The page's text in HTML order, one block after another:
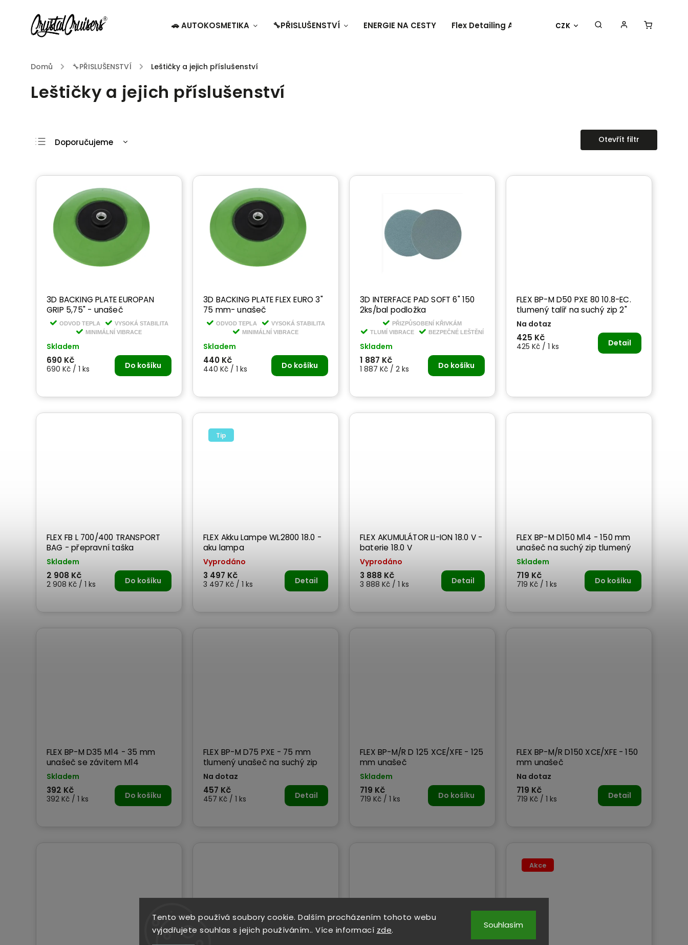
Tento web používá soubory cookie. Dalším procházením tohoto webu
vyjadřujete souhlas s jejich používáním.. Více informací zde. Souhlasím
CZK
🚗 AUTOKOSMETIKA 🔧PŘISLUŠENSTVÍ ENERGIE NA CESTY Flex Detailing Academy 2025 BESTSELLER OBLEČENÍ
Domů / 🔧PŘISLUŠENSTVÍ / Leštičky a jejich příslušenství
Leštičky a jejich příslušenství
Doporučujeme
Nejdražší
Nejprodávanější
Abecedně
Otevřít filtr
3D BACKING PLATE EUROPAN
GRIP 5,75" - unašeč
ODVOD TEPLA
VYSOKÁ STABILITA
MINIMÁLNÍ VIBRACE
Skladem
690 Kč
690 Kč / 1 ks Do košíku
3D BACKING PLATE FLEX EURO 3"
75 mm- unašeč
ODVOD TEPLA
VYSOKÁ STABILITA
MINIMÁLNÍ VIBRACE
Skladem
440 Kč
440 Kč / 1 ks Do košíku
3D INTERFACE PAD SOFT 6" 150
2ks/bal podložka
PŘIZPŮSOBENÍ KŘIVKÁM
TLUMÍ VIBRACE
BEZPEČNÉ LEŠTĚNÍ
Skladem
1 887 Kč
1 887 Kč / 2 ks Do košíku
FLEX BP-M D50 PXE 80 10.8-EC.
tlumený talíř na suchý zip 2"
Na dotaz
425 Kč
425 Kč / 1 ks Detail
FLEX FB L 700/400 TRANSPORT
BAG - přepravní taška
Skladem
2 908 Kč
2 908 Kč / 1 ks Do košíku
Tip
FLEX Akku Lampe WL2800 18.0 -
aku lampa
Vyprodáno
3 497 Kč
3 497 Kč / 1 ks Detail
FLEX AKUMULÁTOR LI-ION 18.0 V -
baterie 18.0 V
Vyprodáno
3 888 Kč
3 888 Kč / 1 ks Detail
FLEX BP-M D150 M14 - 150 mm
unašeč na suchý zip tlumený
Skladem
719 Kč
719 Kč / 1 ks Do košíku
FLEX BP-M D35 M14 - 35 mm
unašeč se závitem M14
Skladem
392 Kč
392 Kč / 1 ks Do košíku
FLEX BP-M D75 PXE - 75 mm
tlumený unašeč na suchý zip
Na dotaz
457 Kč
457 Kč / 1 ks Detail
FLEX BP-M/R D 125 XCE/XFE - 125
mm unašeč
Skladem
719 Kč
719 Kč / 1 ks Do košíku
FLEX BP-M/R D150 XCE/XFE - 150
mm unašeč
Na dotaz
719 Kč
719 Kč / 1 ks Detail
Akce